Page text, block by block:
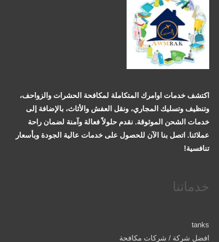
اكتشف خدمات اوامرك المتكاملة لمكافحة الحشرات والزواحف،
وتنظيف وتسليك المجاري، ونقل العفش والأثاث، بالإضافة إلى
خدمات الشحن الموثوقة. نقدم حلولاً فعالة وآمنة لضمان راحة
عملائنا. اتصل بنا الآن للحصول على خدمات عالية الجودة وبأسعار
تنافسية!
خدماتنا
tanks
افضل شركة / شركات مكافحة